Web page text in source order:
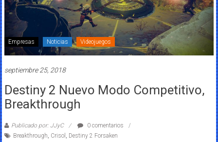
Empresas Noticias Videojuegos
septiembre 25, 2018
Destiny 2 Nuevo Modo Competitivo,
Breakthrough
Publicado por: JJyC
0 comentarios
Breakthrough, Crisol , Destiny 2 Forsaken